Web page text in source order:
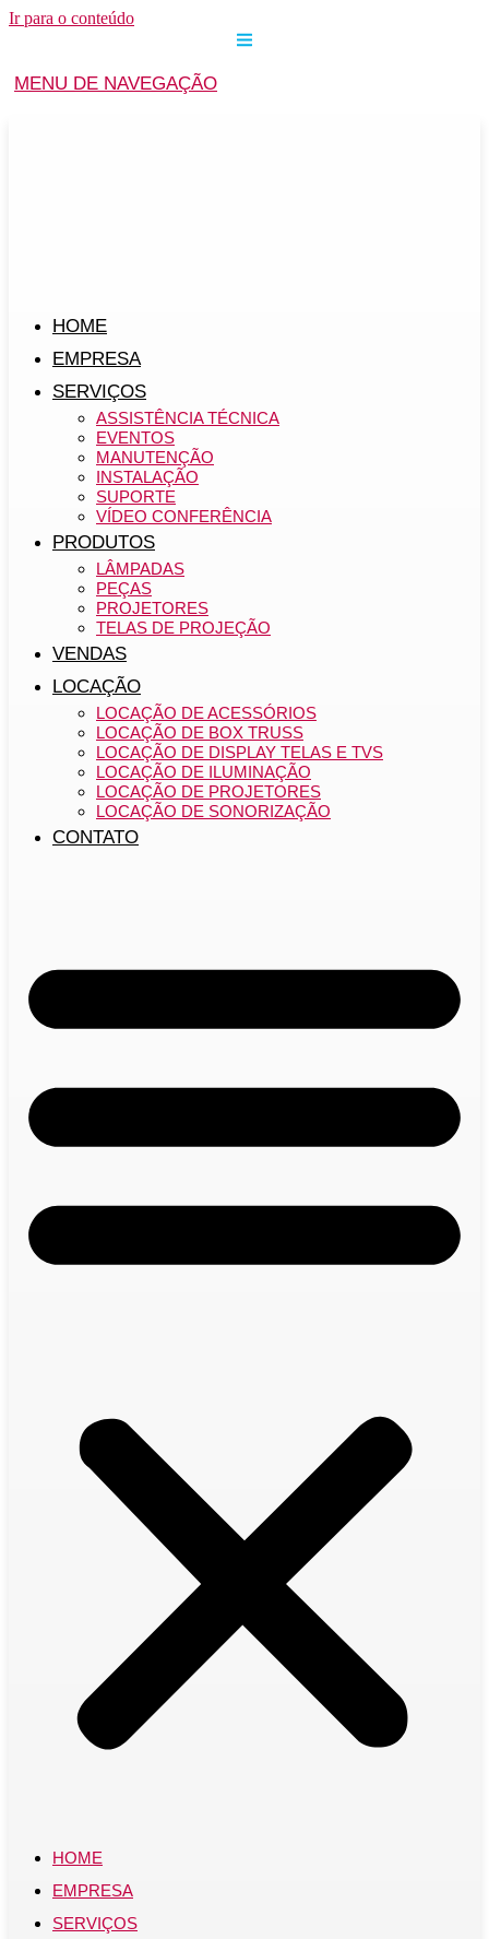
Ir para o conteúdo
MENU DE NAVEGAÇÃO
HOME
EMPRESA
SERVIÇOS
ASSISTÊNCIA TÉCNICA
EVENTOS
MANUTENÇÃO
INSTALAÇÃO
SUPORTE
VÍDEO CONFERÊNCIA
PRODUTOS
LÂMPADAS
PEÇAS
PROJETORES
TELAS DE PROJEÇÃO
VENDAS
LOCAÇÃO
LOCAÇÃO DE ACESSÓRIOS
LOCAÇÃO DE BOX TRUSS
LOCAÇÃO DE DISPLAY TELAS E TVS
LOCAÇÃO DE ILUMINAÇÃO
LOCAÇÃO DE PROJETORES
LOCAÇÃO DE SONORIZAÇÃO
CONTATO
HOME
EMPRESA
SERVIÇOS